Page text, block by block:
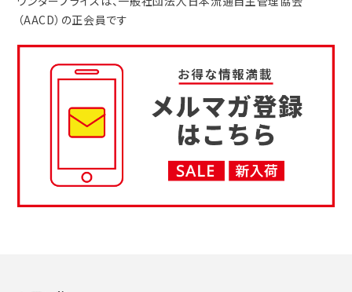
（AACD） の正会員です